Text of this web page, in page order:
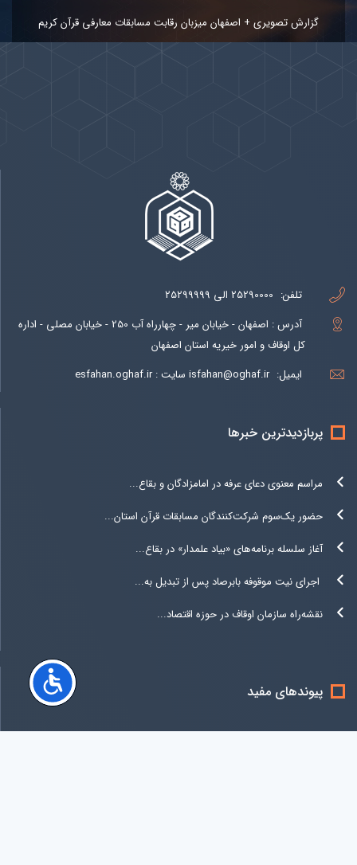
گزارش تصویری + اصفهان میزبان رقابت مسابقات معارفی قرآن کریم
تلفن: 25290000 الی 25299999
آدرس : اصفهان - خیابان میر - چهارراه آب 250 - خیابان مصلی - اداره
کل اوقاف و امور خیریه استان اصفهان
ایمیل: isfahan@oghaf.ir سایت : esfahan.oghaf.ir
پربازدیدترین خبرها
مراسم معنوی دعای عرفه در امامزادگان و بقاع...
حضور یک‌سوم شرکت‌کنندگان مسابقات قرآن استان...
آغاز سلسله برنامه‌های «بیاد علمدار» در بقاع...
اجرای نیت موقوفه بابرصاد پس از تبدیل به...
نقشه‌راه سازمان اوقاف در حوزه اقتصاد...
پیوندهای مفید